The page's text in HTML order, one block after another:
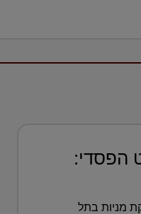
הפסדי:
מניות בתל